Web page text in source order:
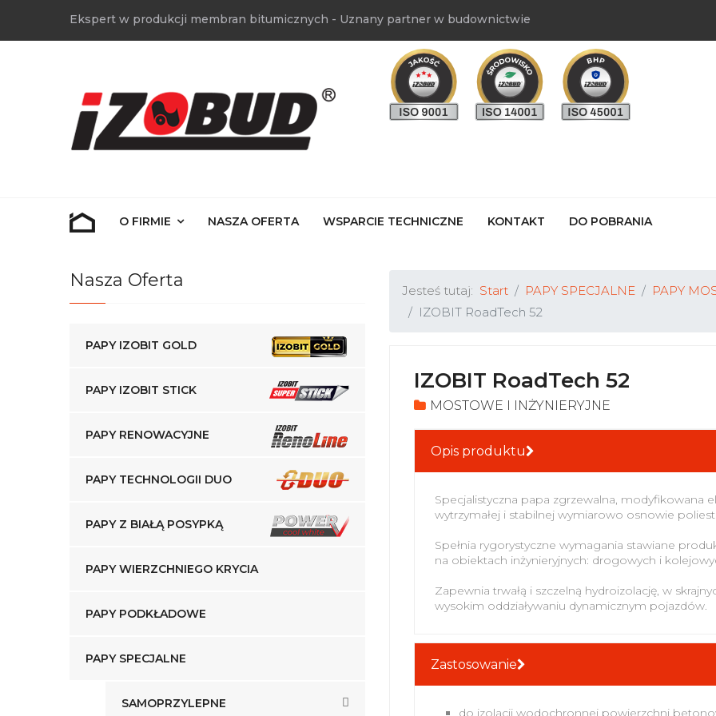
Ekspert w produkcji membran bitumicznych - Uznany partner w budownictwie
O FIRMIE NASZA OFERTA WSPARCIE TECHNICZNE KONTAKT DO POBRANIA
Nasza Oferta
PAPY IZOBIT GOLD
PAPY IZOBIT STICK
PAPY RENOWACYJNE
PAPY TECHNOLOGII DUO
PAPY Z BIAŁĄ POSYPKĄ
PAPY WIERZCHNIEGO KRYCIA
PAPY PODKŁADOWE
PAPY SPECJALNE
SAMOPRZYLEPNE
Jesteś tutaj: Start PAPY SPECJALNE
PAPY
IZOBIT RoadTech 52
IZOBIT RoadTech 52
MOSTOWE I INŻYNIERYJNE
Opis produktu
Specjalistyczna papa zgrzewalna, modyfikowana
wytrzymałej i stabilnej wymiarowo osnowie
Spełnia rygorystyczne wymagania stawiane
na obiektach inżynieryjnych: drogowych i
Zapewnia trwałą i szczelną hydroizolację, w
wysokim oddziaływaniu dynamicznym pojazdów.
Zastosowanie
do izolacji wodochronnej powierzchni